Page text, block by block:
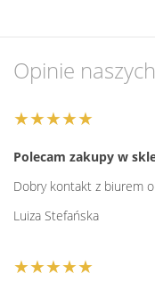
Opinie
★★★★★
Polecam zakupy w
Dobry kontakt z biurem
Luiza Stefańska
★★★★★